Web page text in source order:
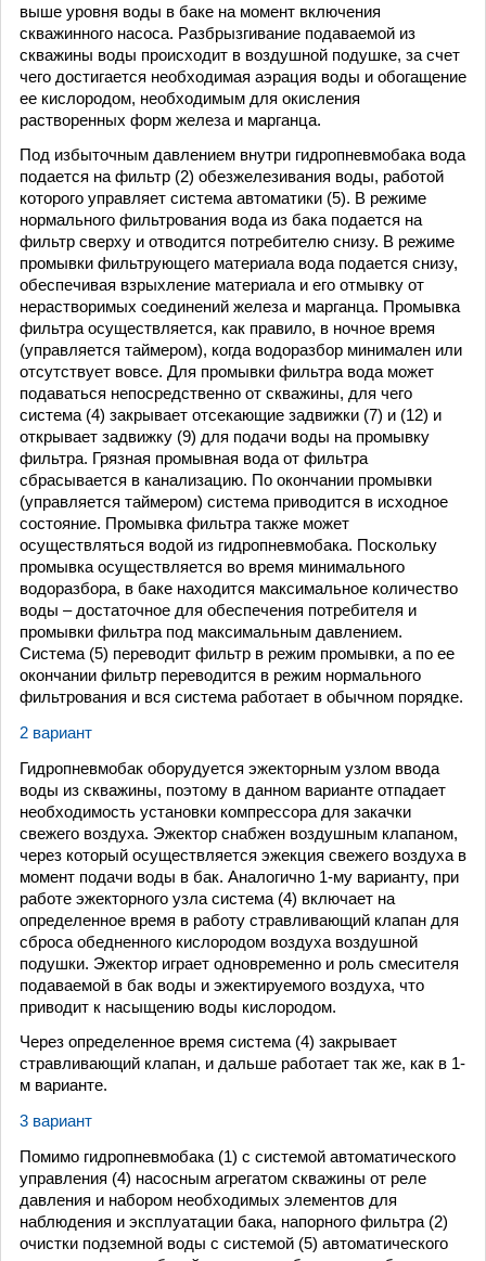
выше уровня воды в баке на момент включения
скважинного насоса. Разбрызгивание подаваемой из
скважины воды происходит в воздушной подушке, за счет
чего достигается необходимая аэрация воды и обогащение
ее кислородом, необходимым для окисления
растворенных форм железа и марганца.
Под избыточным давлением внутри гидропневмобака вода
подается на фильтр (2) обезжелезивания воды, работой
которого управляет система автоматики (5). В режиме
нормального фильтрования вода из бака подается на
фильтр сверху и отводится потребителю снизу. В режиме
промывки фильтрующего материала вода подается снизу,
обеспечивая взрыхление материала и его отмывку от
нерастворимых соединений железа и марганца. Промывка
фильтра осуществляется, как правило, в ночное время
(управляется таймером), когда водоразбор минимален или
отсутствует вовсе. Для промывки фильтра вода может
подаваться непосредственно от скважины, для чего
система (4) закрывает отсекающие задвижки (7) и (12) и
открывает задвижку (9) для подачи воды на промывку
фильтра. Грязная промывная вода от фильтра
сбрасывается в канализацию. По окончании промывки
(управляется таймером) система приводится в исходное
состояние. Промывка фильтра также может
осуществляться водой из гидропневмобака. Поскольку
промывка осуществляется во время минимального
водоразбора, в баке находится максимальное количество
воды – достаточное для обеспечения потребителя и
промывки фильтра под максимальным давлением.
Система (5) переводит фильтр в режим промывки, а по ее
окончании фильтр переводится в режим нормального
фильтрования и вся система работает в обычном порядке.
2 вариант
Гидропневмобак оборудуется эжекторным узлом ввода
воды из скважины, поэтому в данном варианте отпадает
необходимость установки компрессора для закачки
свежего воздуха. Эжектор снабжен воздушным клапаном,
через который осуществляется эжекция свежего воздуха в
момент подачи воды в бак. Аналогично 1-му варианту, при
работе эжекторного узла система (4) включает на
определенное время в работу стравливающий клапан для
сброса обедненного кислородом воздуха воздушной
подушки. Эжектор играет одновременно и роль смесителя
подаваемой в бак воды и эжектируемого воздуха, что
приводит к насыщению воды кислородом.
Через определенное время система (4) закрывает
стравливающий клапан, и дальше работает так же, как в 1-
м варианте.
3 вариант
Помимо гидропневмобака (1) с системой автоматического
управления (4) насосным агрегатом скважины от реле
давления и набором необходимых элементов для
наблюдения и эксплуатации бака, напорного фильтра (2)
очистки подземной воды с системой (5) автоматического